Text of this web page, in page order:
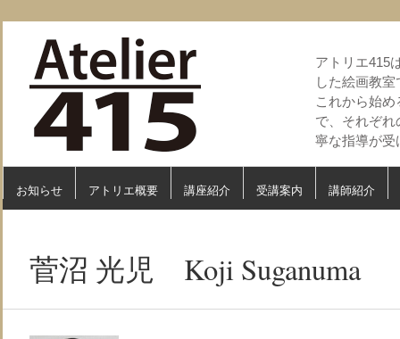
アトリエ415
した絵画教室
これから始
で、それぞ
寧な指導が受
お知らせ アトリエ概要 講座紹介 受講案内 講師紹介
菅沼 光児 Koji Suganuma